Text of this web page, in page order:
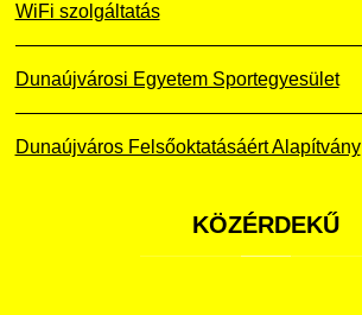
WiFi szolgáltatás
Dunaújvárosi Egyetem Sportegyesület
Dunaújváros Felsőoktatásáért Alapítvány
KÖZÉRDEKŰ